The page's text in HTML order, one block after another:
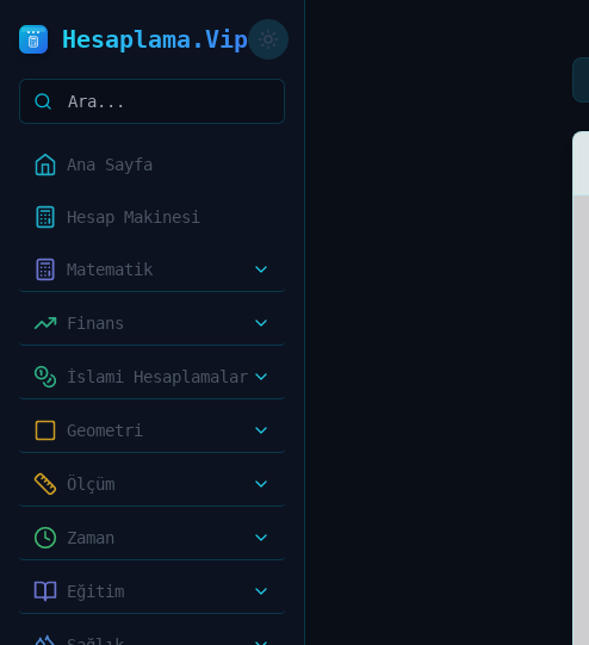
Hesaplama.Vip
Ana Sayfa
Hesap Makinesi
Matematik
Finans
İslami Hesaplamalar
Geometri
Ölçüm
Zaman
Eğitim